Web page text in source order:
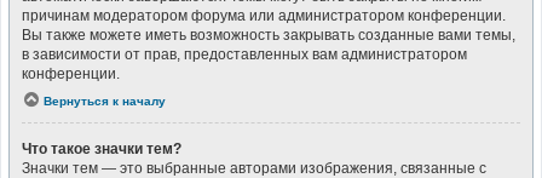
причинам модератором форума или администратором конференции.
Вы также можете иметь возможность закрывать созданные вами темы,
в зависимости от прав, предоставленных вам администратором
конференции.
Вернуться к началу
Что такое значки тем?
Значки тем — это выбранные авторами изображения, связанные с